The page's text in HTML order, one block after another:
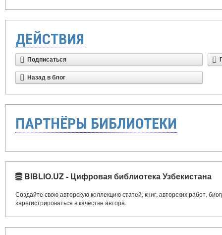
ДЕЙСТВИЯ
Подписаться
Назад в блог
ПАРТНЁРЫ БИБЛИОТЕКИ
BIBLIO.UZ - Цифровая библиотека Узбекистана
Создайте свою авторскую коллекцию статей, книг, авторских работ,
зарегистрироваться в качестве автора.